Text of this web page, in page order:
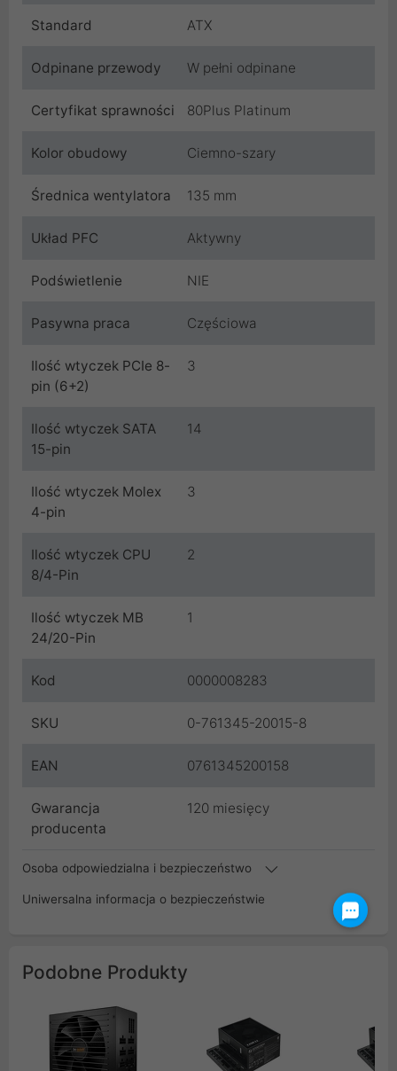
Standard ATX
Odpinane przewody W pełni odpinane
Certyfikat sprawności 80Plus Platinum
Kolor obudowy Ciemno-szary
Średnica wentylatora 135 mm
Układ PFC Aktywny
Podświetlenie NIE
Pasywna praca Częściowa
Ilość wtyczek PCIe 8-
pin (6+2)
3
Ilość wtyczek SATA
15-pin
14
Ilość wtyczek Molex
4-pin
3
Ilość wtyczek CPU
8/4-Pin
2
Ilość wtyczek MB
24/20-Pin
1
Kod 0000008283
SKU 0-761345-20015-8
EAN 0761345200158
Gwarancja
producenta
120 miesięcy
Osoba odpowiedzialna i bezpieczeństwo
Uniwersalna informacja o bezpieczeństwie
Podobne Produkty